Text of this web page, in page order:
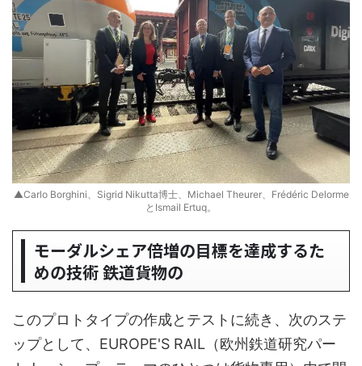
▲Carlo Borghini、Sigrid Nikutta博士、Michael Theurer、Frédéric Delorme
とIsmail Ertuq。
モーダルシェア倍増の目標を達成するた
めの技術 鉄道貨物の
このプロトタイプの作成とテストに続き、次のステ
ップとして、EUROPE'S RAIL（欧州鉄道研究パー